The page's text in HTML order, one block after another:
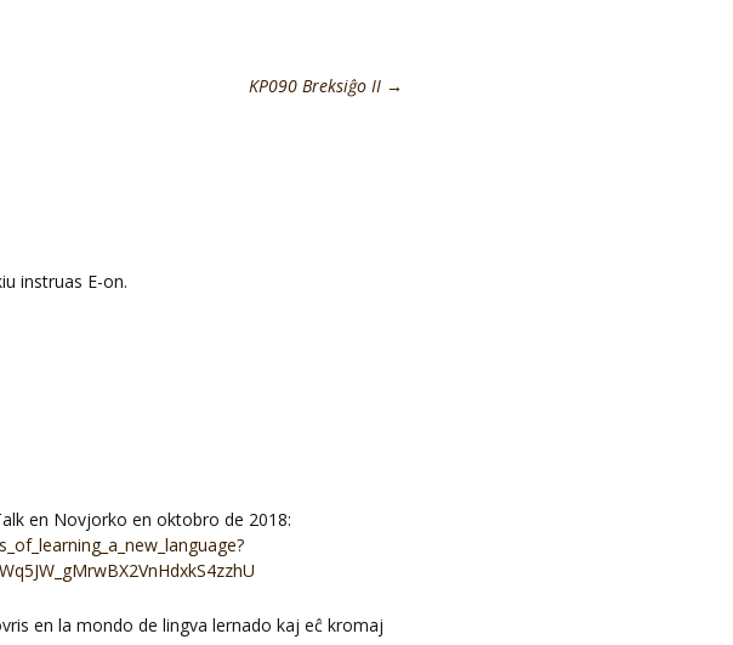
KP090 Breksiĝo II →
instruas E-on.
en Novjorko en oktobro de 2018:
en la mondo de lingva lernado kaj eĉ kromaj